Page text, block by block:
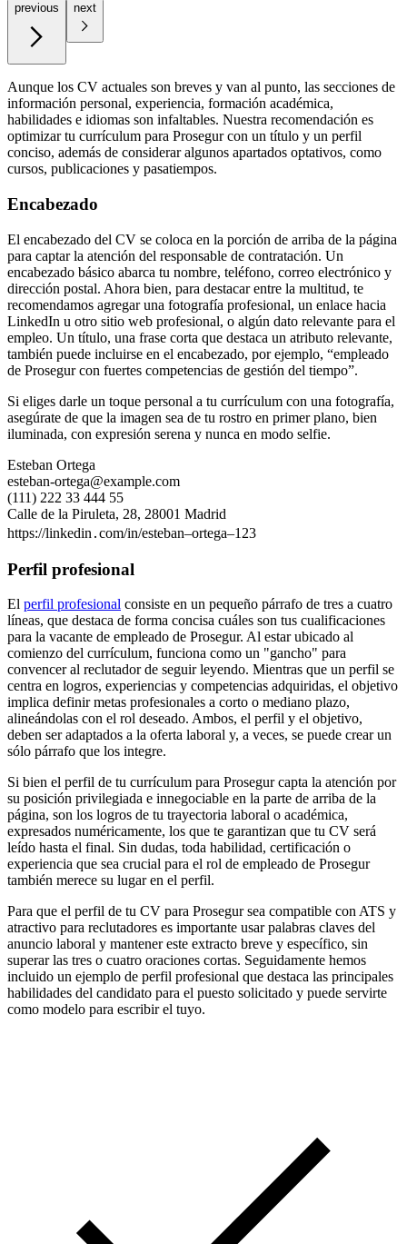
previous
next
Aunque los CV actuales son breves y van al punto, las secciones de
información personal, experiencia, formación académica,
habilidades e idiomas son infaltables. Nuestra recomendación es
optimizar tu currículum para Prosegur con un título y un perfil
conciso, además de considerar algunos apartados optativos, como
cursos, publicaciones y pasatiempos.
Encabezado
El encabezado del CV se coloca en la porción de arriba de la página
para captar la atención del responsable de contratación. Un
encabezado básico abarca tu nombre, teléfono, correo electrónico y
dirección postal. Ahora bien, para destacar entre la multitud, te
recomendamos agregar una fotografía profesional, un enlace hacia
LinkedIn u otro sitio web profesional, o algún dato relevante para el
empleo. Un título, una frase corta que destaca un atributo relevante,
también puede incluirse en el encabezado, por ejemplo, “empleado
de Prosegur con fuertes competencias de gestión del tiempo”.
Si eliges darle un toque personal a tu currículum con una fotografía,
asegúrate de que la imagen sea de tu rostro en primer plano, bien
iluminada, con expresión serena y nunca en modo selfie.
Esteban Ortega
esteban-ortega@example.com
(111) 222 33 444 55
Calle de la Piruleta, 28, 28001 Madrid
https://linkedin․com/in/esteban–ortega–123
Perfil profesional
El perfil profesional consiste en un pequeño párrafo de tres a cuatro
líneas, que destaca de forma concisa cuáles son tus cualificaciones
para la vacante de empleado de Prosegur. Al estar ubicado al
comienzo del currículum, funciona como un "gancho" para
convencer al reclutador de seguir leyendo. Mientras que un perfil se
centra en logros, experiencias y competencias adquiridas, el objetivo
implica definir metas profesionales a corto o mediano plazo,
alineándolas con el rol deseado. Ambos, el perfil y el objetivo,
deben ser adaptados a la oferta laboral y, a veces, se puede crear un
sólo párrafo que los integre.
Si bien el perfil de tu currículum para Prosegur capta la atención por
su posición privilegiada e innegociable en la parte de arriba de la
página, son los logros de tu trayectoria laboral o académica,
expresados numéricamente, los que te garantizan que tu CV será
leído hasta el final. Sin dudas, toda habilidad, certificación o
experiencia que sea crucial para el rol de empleado de Prosegur
también merece su lugar en el perfil.
Para que el perfil de tu CV para Prosegur sea compatible con ATS y
atractivo para reclutadores es importante usar palabras claves del
anuncio laboral y mantener este extracto breve y específico, sin
superar las tres o cuatro oraciones cortas. Seguidamente hemos
incluido un ejemplo de perfil profesional que destaca las principales
habilidades del candidato para el puesto solicitado y puede servirte
como modelo para escribir el tuyo.